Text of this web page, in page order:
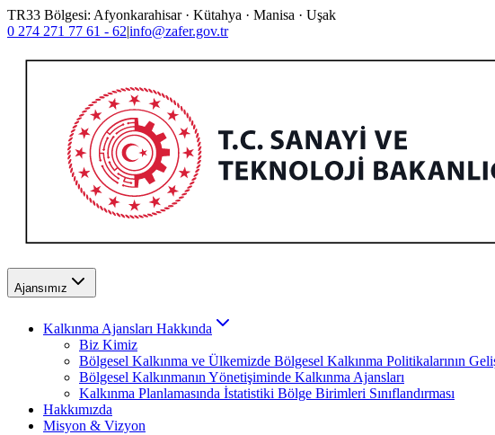
TR33 Bölgesi: Afyonkarahisar · Kütahya · Manisa · Uşak
0 274 271 77 61 - 62|info@zafer.gov.tr
Ajansımız
Kalkınma Ajansları Hakkında
Biz Kimiz
Bölgesel Kalkınma ve Ülkemizde Bölgesel Kalkınma Politikalarının
Bölgesel Kalkınmanın Yönetişiminde Kalkınma Ajansları
Kalkınma Planlamasında İstatistiki Bölge Birimleri Sınıflandırması
Hakkımızda
Misyon & Vizyon